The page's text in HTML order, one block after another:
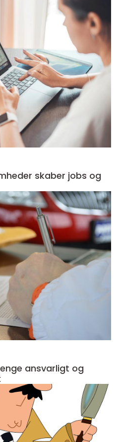
skaber jobs og
ansvarligt og